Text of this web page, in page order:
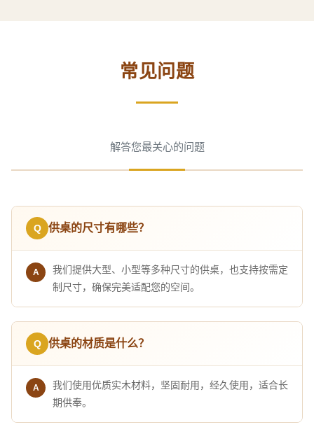
常见问题
解答您最关心的问题
供桌的尺寸有哪些？
我们提供大型、小型等多种尺寸的供桌，也支持按需定
制尺寸，确保完美适配您的空间。
供桌的材质是什么？
我们使用优质实木材料，坚固耐用，经久使用，适合长
期供奉。